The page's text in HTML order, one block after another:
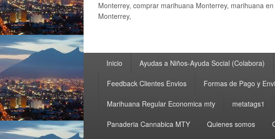
Monterrey, comprar marihuana Monterrey, marihuana
Monterrey,
Inicio Ayudas a Niños-Ayuda Social (Colabora)
Feedback Clientes Envios Formas de Pago y
Marihuana Regular Economica mty metatags1
Panaderia Cannabica MTY Quienes somos